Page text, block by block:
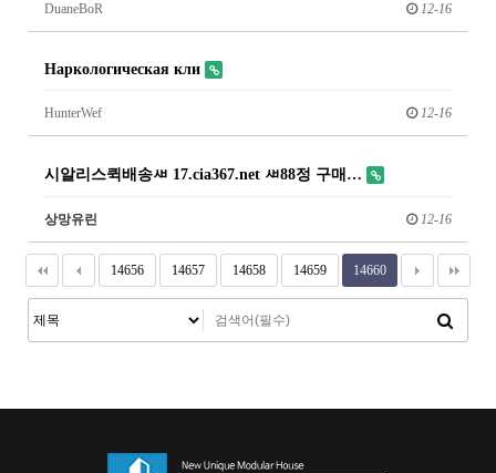
DuaneBoR 12-16
Наркологическая кли
HunterWef 12-16
시알리스퀵배송ㅽ 17.cia367.net ㅽ88정 구매…
상망유린 12-16
14656 14657 14658 14659 14660